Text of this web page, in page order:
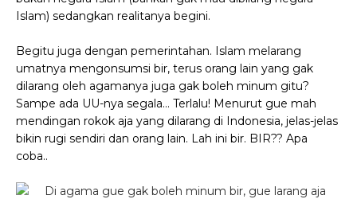
Islam) sedangkan realitanya begini.
Begitu juga dengan pemerintahan. Islam melarang
umatnya mengonsumsi bir, terus orang lain yang gak
dilarang oleh agamanya juga gak boleh minum gitu?
Sampe ada UU-nya segala… Terlalu! Menurut gue mah
mendingan rokok aja yang dilarang di Indonesia, jelas-jelas
bikin rugi sendiri dan orang lain. Lah ini bir. BIR?? Apa
coba..